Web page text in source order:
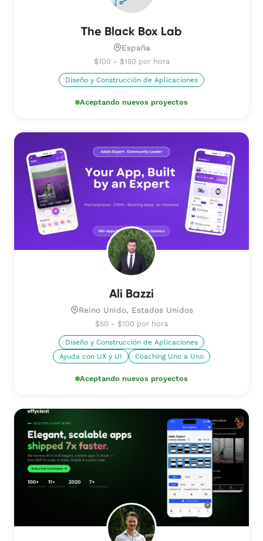
The Black Box Lab
España
$100 - $150 por hora
Diseño y Construcción de Aplicaciones
Aceptando nuevos proyectos
Ali Bazzi
Reino Unido, Estados Unidos
$50 - $100 por hora
Diseño y Construcción de Aplicaciones
Ayuda con UX y UI
Coaching Uno a Uno
Aceptando nuevos proyectos